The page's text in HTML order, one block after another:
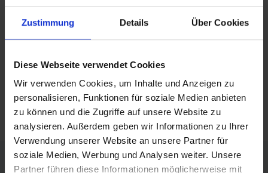
Zustimmung Details Über Cookies
Diese Webseite verwendet Cookies
Wir verwenden Cookies, um Inhalte und Anzeigen zu
personalisieren, Funktionen für soziale Medien anbieten
zu können und die Zugriffe auf unsere Website zu
analysieren. Außerdem geben wir Informationen zu Ihrer
Verwendung unserer Website an unsere Partner für
soziale Medien, Werbung und Analysen weiter. Unsere
Partner führen diese Informationen möglicherweise mit
SEITE TEILEN
posten
teilen
teilen
mail
FÖRDERER DES SPORTS IN SACHSEN-ANHALT